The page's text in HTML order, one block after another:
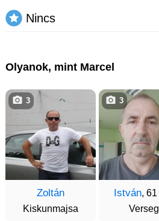
Nincs
Olyanok, mint Marcel
Zoltán
Kiskunmajsa
3
István, 61
Verseg
3